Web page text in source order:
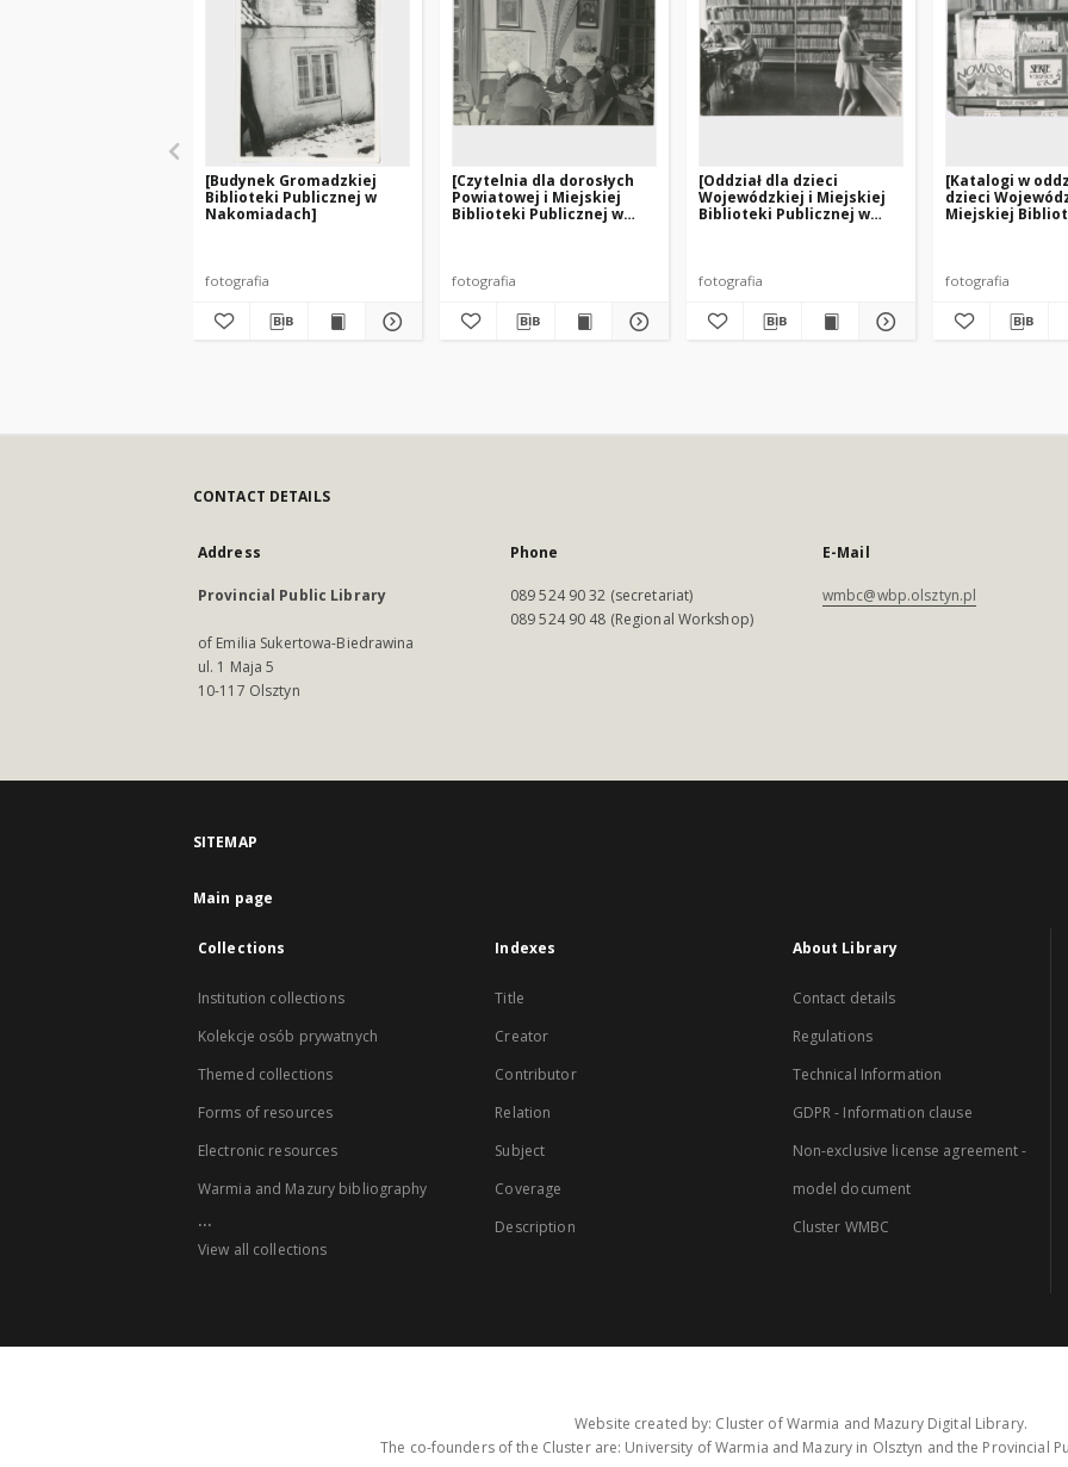
[Budynek Gromadzkiej
Biblioteki Publicznej w
Nakomiadach]
fotografia
[Czytelnia dla dorosłych
Powiatowej i Miejskiej
Biblioteki Publicznej w
fotografia
[Oddział dla dzieci
Wojewódzkiej i Miejskiej
Biblioteki Publicznej w
fotografia
[Katalogi w
dzieci
Miejskiej
fotografia
CONTACT DETAILS
Address
Provincial Public Library
of Emilia Sukertowa-Biedrawina
ul. 1 Maja 5
10-117 Olsztyn
Phone
089 524 90 32 (secretariat)
089 524 90 48 (Regional Workshop)
E-Mail
wmbc@wbp.olsztyn.pl
SITEMAP
Main page
Collections
Institution collections
Kolekcje osób prywatnych
Themed collections
Forms of resources
Electronic resources
Warmia and Mazury bibliography
...
View all collections
Indexes
Title
Creator
Contributor
Relation
Subject
Coverage
Description
About Library
Contact details
Regulations
Technical Information
GDPR - Information clause
Non-exclusive license agreement -
model document
Cluster WMBC
Website created by: Cluster of Warmia and Mazury Digital Library.
The co-founders of the Cluster are: University of Warmia and Mazury in Olsztyn and the Provincial